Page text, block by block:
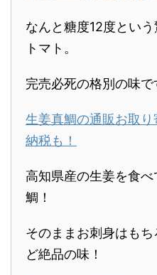
なんと糖度12度とい
トマト。
完売必死の格別の味で
生姜真鯛の通販お取
納税も！
高知県産の生姜を食
鯛！
そのままお刺身はも
ど絶品の味！